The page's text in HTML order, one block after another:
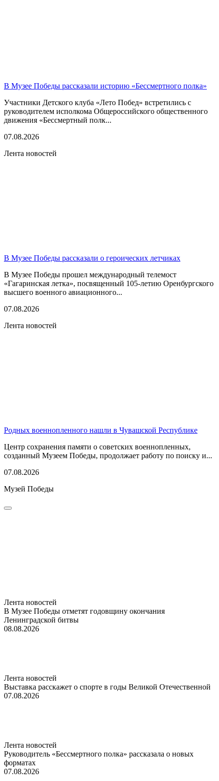
В Музее Победы рассказали историю «Бессмертного полка»
Участники Детского клуба «Лето Побед» встретились с
руководителем исполкома Общероссийского общественного
движения «Бессмертный полк...
07.08.2026
Лента новостей
В Музее Победы рассказали о героических летчиках
В Музее Победы прошел международный телемост
«Гагаринская летка», посвященный 105-летию Оренбургского
высшего военного авиационного...
07.08.2026
Лента новостей
Родных военнопленного нашли в Чувашской Республике
Центр сохранения памяти о советских военнопленных,
созданный Музеем Победы, продолжает работу по поиску и...
07.08.2026
Музей Победы
Лента новостей
В Музее Победы отметят годовщину окончания
Ленинградской битвы
08.08.2026
Лента новостей
Выставка расскажет о спорте в годы Великой Отечественной
07.08.2026
Лента новостей
Руководитель «Бессмертного полка» рассказала о новых
форматах
07.08.2026